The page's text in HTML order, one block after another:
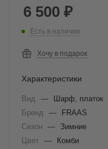
6 500 ₽
Есть в наличии
Хочу в подарок
Характеристики
Вид —
Шарф, платок
Бренд
—
FRAAS
Сезон
— Зимние
Цвет —
Комби